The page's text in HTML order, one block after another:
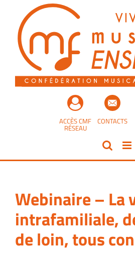
contenu
CONTACTS
ACCÈS CMF
RÉSEAU
Webinaire – La
intrafamiliale,
de loin, tous